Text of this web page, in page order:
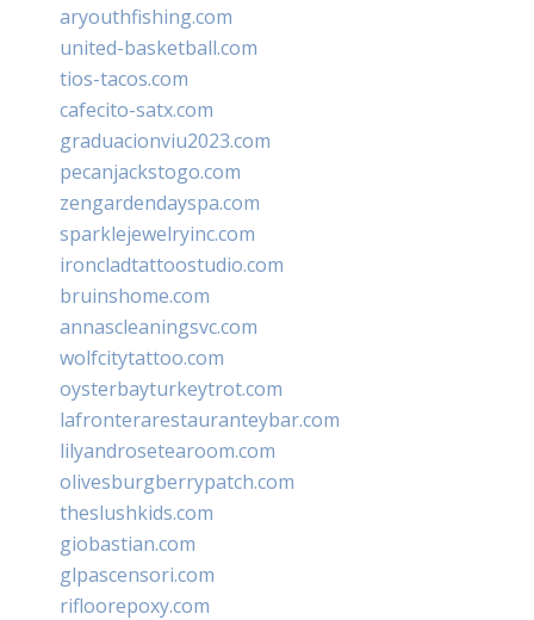
aryouthfishing.com
united-basketball.com
tios-tacos.com
cafecito-satx.com
graduacionviu2023.com
pecanjackstogo.com
zengardendayspa.com
sparklejewelryinc.com
ironcladtattoostudio.com
bruinshome.com
annascleaningsvc.com
wolfcitytattoo.com
oysterbayturkeytrot.com
lafronterarestauranteybar.com
lilyandrosetearoom.com
olivesburgberrypatch.com
theslushkids.com
giobastian.com
glpascensori.com
rifloorepoxy.com